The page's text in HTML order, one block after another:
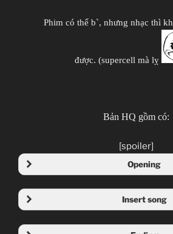
Phim có thể b`, nhưng nhạc thì
được. (supercell mà lỵ
Bản HQ gồm có:
[spoiler]
Opening
Insert song